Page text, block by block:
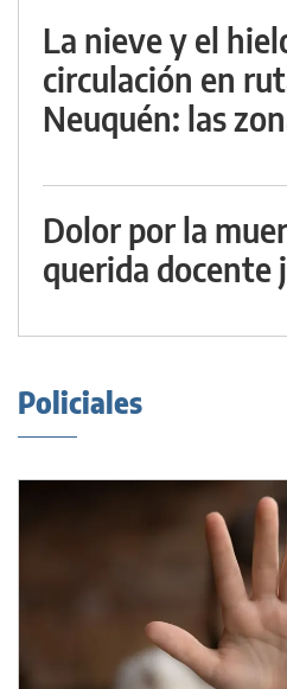
La nieve y el
circulación en
Neuquén: las
Dolor por la
querida docente
Policiales